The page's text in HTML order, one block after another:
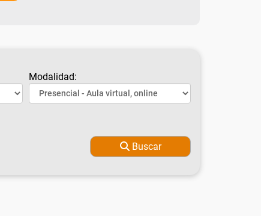
Modalidad:
Buscar